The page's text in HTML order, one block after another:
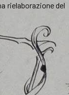
rielaborazione del